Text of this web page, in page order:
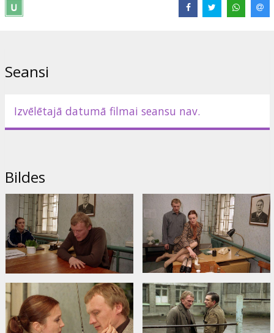
nelegāli. Tikai šoreiz - savā dzimtajā valstī.
Režija: Boriss Frumins, Jurijs Ļebedevs
Izplatītājs: Alexander Studio Group
Seansi
Izvēlētajā datumā filmai seansu nav.
Bildes